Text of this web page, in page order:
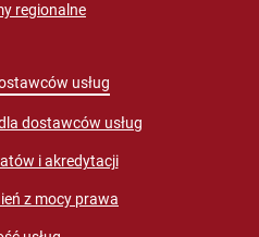
regionalne
usług
dostawców usług
i akredytacji
z mocy prawa